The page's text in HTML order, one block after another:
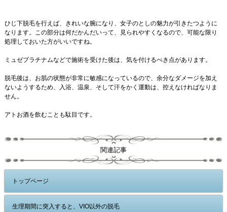
ひじ下脱毛を行えば、きれいな腕になり、女子のとしの魅力が引きたつように
なります。この部分は何だかんだいって、見られやすくなるので、可能な限り
処理しておいた方がいいですね。
ミュゼプラチナムなどで施術を受けた後は、気を付けるべき点があります。
脱毛後は、お肌の状態が非常に敏感になっているので、余分なダメージを加え
ないようするため、入浴、温泉、そして汗をかく運動は、控えなければなりま
せん。
アトお酒を飲むことも駄目です。
関連記事
トップページ
生理期間に突入すると、VIO以外の脱毛